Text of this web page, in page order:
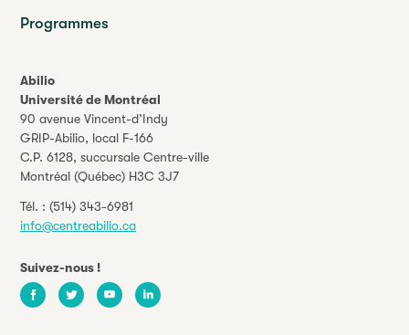
Abilio
Université de Montréal
90 avenue Vincent-d’Indy
GRIP-Abilio, local F-166
C.P. 6128, succursale Centre-ville
Montréal (Québec) H3C 3J7
Tél. : (514) 343-6981
info@centreabilio.ca
Suivez-nous !
FacebookTwitter YoutubeLinkedIn
Programmes